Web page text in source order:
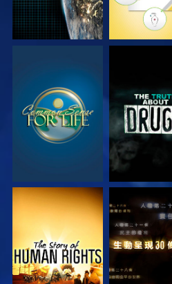
觀看 觀看
觀看 觀看